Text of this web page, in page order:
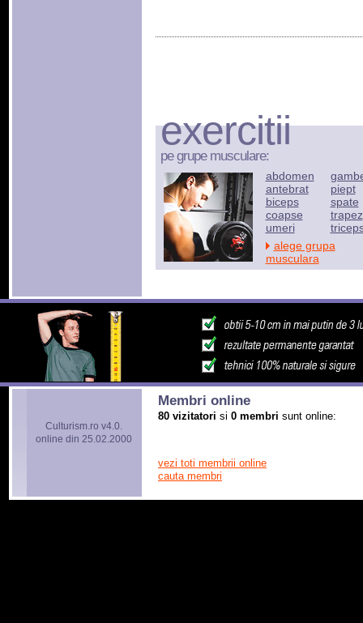
exercitii
pe grupe musculare:
abdomen
antebrat
biceps
coapse
umeri
piept
spate
trapez
alege grupa
musculara
Culturism.ro v4.0.
online din 25.02.2000
Membri online
80 vizitatori si 0 membri sunt online:
vezi toti membrii online
cauta membri